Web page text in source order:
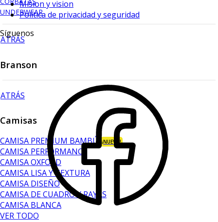
UNDERWEAR
ATRÁS
Branson
ATRÁS
Camisas
CAMISA PREMIUM BAMBÚ ¡NUEVO!
CAMISA PERFORMANCE
CAMISA OXFORD
CAMISA LISA Y TEXTURA
CAMISA DISEÑO
CAMISA DE CUADRO Y RAYAS
CAMISA BLANCA
VER TODO
Mision y vision
Política de privacidad y seguridad
Síguenos